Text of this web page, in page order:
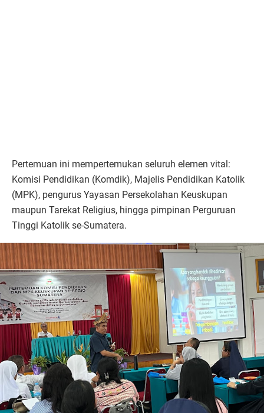
Pertemuan ini mempertemukan seluruh elemen vital:
Komisi Pendidikan (Komdik), Majelis Pendidikan Katolik
(MPK), pengurus Yayasan Persekolahan Keuskupan
maupun Tarekat Religius, hingga pimpinan Perguruan
Tinggi Katolik se-Sumatera.